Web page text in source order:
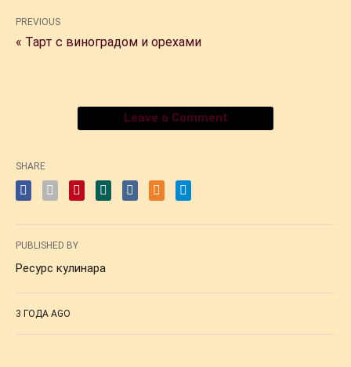
PREVIOUS
« Тарт с виноградом и орехами
Leave a Comment
SHARE
PUBLISHED BY
Ресурс кулинара
3 ГОДА AGO